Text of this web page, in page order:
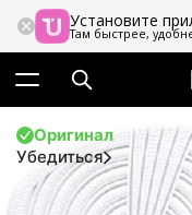
Установите
Там быстрее,
Оригинал
Убедиться